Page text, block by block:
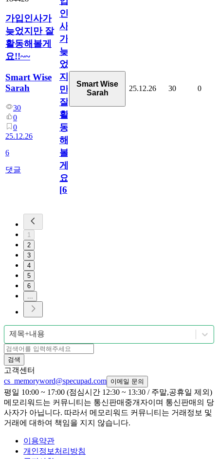
가입인사가
늦었지만 잘
활동해볼게
요!!~~
Smart Wise
Sarah
30
0
0
25.12.26
6
댓글
인
사
가
늦
었
지
만
잘
활
동
해
볼
게
요!!~~
[6]
Smart Wise
Sarah
25.12.26 30 0
1
2
3
4
5
6
제목+내용
검색
고객센터
cs_memoryword@specupad.com 이메일 문의
평일 10:00 ~ 17:00 (점심시간 12:30 ~ 13:30 / 주말,공휴일 제외)
메모리워드는 커뮤니티는 통신판매중개자이며 통신판매의 당
사자가 아닙니다. 따라서 메모리워드 커뮤니티는 거래정보 및
거래에 대하여 책임을 지지 않습니다.
이용약관
개인정보처리방침